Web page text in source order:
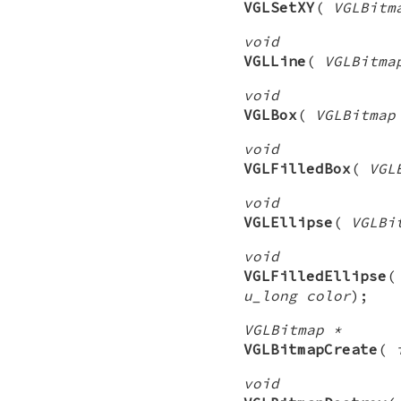
VGLSetXY(
void
VGLLine (
void
VGLBox (
void
VGLFilledBox (
void
VGLEllipse (
void
VGLFilledEllipse
u_long color);
VGLBitmap *
VGLBitmapCreate (
void